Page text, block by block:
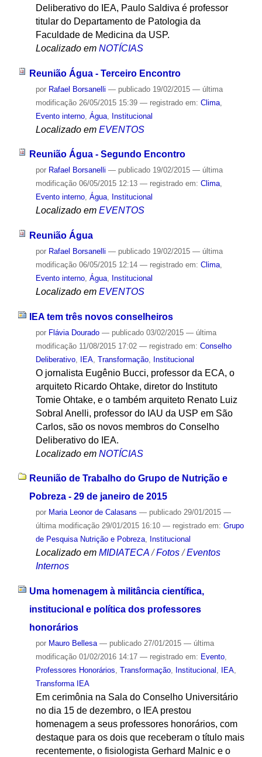
Deliberativo do IEA, Paulo Saldiva é professor
titular do Departamento de Patologia da
Faculdade de Medicina da USP.
Localizado em NOTÍCIAS
Reunião Água - Terceiro Encontro
por Rafael Borsanelli — publicado19/02/2015 — última
modificação26/05/2015 15:39 — registrado em: Clima,
Evento interno, Água, Institucional
Localizado em EVENTOS
Reunião Água - Segundo Encontro
por Rafael Borsanelli — publicado19/02/2015 — última
modificação06/05/2015 12:13 — registrado em: Clima,
Evento interno, Água, Institucional
Localizado em EVENTOS
Reunião Água
por Rafael Borsanelli — publicado19/02/2015 — última
modificação06/05/2015 12:14 — registrado em: Clima,
Evento interno, Água, Institucional
Localizado em EVENTOS
IEA tem três novos conselheiros
por Flávia Dourado — publicado03/02/2015 — última
modificação11/08/2015 17:02 — registrado em: Conselho
Deliberativo, IEA, Transformação, Institucional
O jornalista Eugênio Bucci, professor da ECA, o
arquiteto Ricardo Ohtake, diretor do Instituto
Tomie Ohtake, e o também arquiteto Renato Luiz
Sobral Anelli, professor do IAU da USP em São
Carlos, são os novos membros do Conselho
Deliberativo do IEA.
Localizado em NOTÍCIAS
Reunião de Trabalho do Grupo de Nutrição e
Pobreza - 29 de janeiro de 2015
por Maria Leonor de Calasans — publicado29/01/2015 —
última modificação29/01/2015 16:10 — registrado em: Grupo
de Pesquisa Nutrição e Pobreza, Institucional
Localizado em MIDIATECA /Fotos /Eventos
Internos
Uma homenagem à militância científica,
institucional e política dos professores
honorários
por Mauro Bellesa — publicado27/01/2015 — última
modificação01/02/2016 14:17 — registrado em: Evento,
Professores Honorários, Transformação, Institucional , IEA,
Transforma IEA
Em cerimônia na Sala do Conselho Universitário
no dia 15 de dezembro, o IEA prestou
homenagem a seus professores honorários, com
destaque para os dois que receberam o título mais
recentemente, o fisiologista Gerhard Malnic e o